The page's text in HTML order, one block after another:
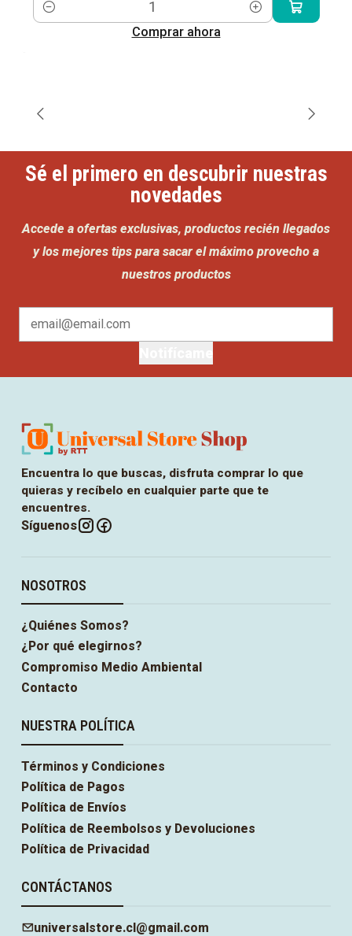
Cantidad
Comprar ahora
Sé el primero en descubrir nuestras
novedades
Accede a ofertas exclusivas, productos recién llegados
y los mejores tips para sacar el máximo provecho a
nuestros productos
Encuentra lo que buscas, disfruta comprar lo que
quieras y recíbelo en cualquier parte que te
encuentres.
Síguenos
NOSOTROS
¿Quiénes Somos?
¿Por qué elegirnos?
Compromiso Medio Ambiental
Contacto
NUESTRA POLÍTICA
Términos y Condiciones
Política de Pagos
Política de Envíos
Política de Reembolsos y Devoluciones
Política de Privacidad
CONTÁCTANOS
universalstore.cl@gmail.com